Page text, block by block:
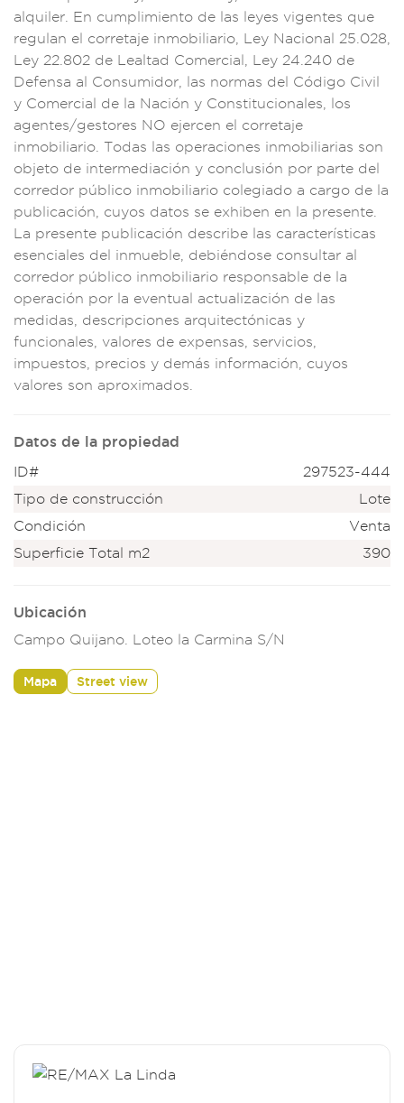
alquiler. En cumplimiento de las leyes vigentes que
regulan el corretaje inmobil iario, Ley Nacional 25. 028,
Ley 22.802 de Lealtad Comercial, Ley 24.240 de
Defensa al Consumidor , las normas del Código Civil
y Comercial de la Nación y Constitucionales, los
agentes/gestores NO ejercen el corretaje
inmobiliario. Todas las operaciones inmobiliarias son
objeto de intermediación y concl usión por parte del
corredor público inmobiliario colegiado a cargo de la
publicación, cuyos datos se exhiben en la presente.
La presente publicación describe las características
esenciales del inmueble, debiéndose consultar al
corredor púb lico inmobiliario responsable de la
operación por la eventual actualización de las
medidas, descripciones arquitectónicas y
funcionales, valores de expensas, servicios,
impuestos, precios y demás información, cuyos
valores son aproximados.
Datos de la propiedad
ID#
297523-444
Tipo de construcción
Lote
Condición
Venta
Superficie Total m2
390
Ubicación
Campo Quijano. Loteo la Carmina S/N
Mapa Street view